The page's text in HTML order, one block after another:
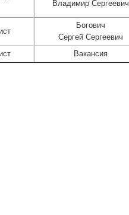
Владимир Сергеевич
Богович
Сергей Сергеевич
Вакансия